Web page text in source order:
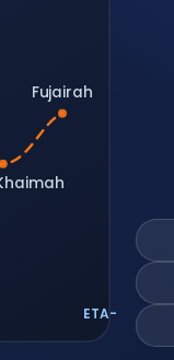
Fujairah
ETA-